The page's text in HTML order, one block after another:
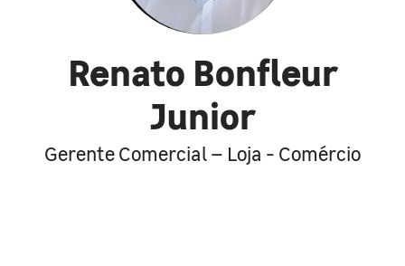
Renato Bonfleur
Junior
Gerente Comercial – Loja - Comércio